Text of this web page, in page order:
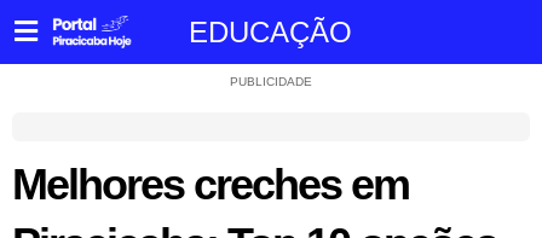
EDUCAÇÃO
PUBLICIDADE
Melhores creches em